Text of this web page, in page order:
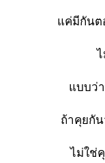
แค่มีกัน
แบบว่
ถ้าคุยกัน
ไม่ใช่